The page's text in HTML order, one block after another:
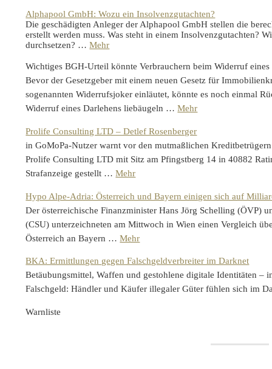
Alphapool GmbH: Wozu ein Insolvenzgutachten?
Die geschädigten Anleger der Alphapool GmbH stellen die
erstellt werden muss. Was steht in einem Insolvenzgutachten?
durchsetzen? …Mehr
Wichtiges BGH-Urteil könnte Verbrauchern beim Widerruf
Bevor der Gesetzgeber mit einem neuen Gesetz für
sogenannten Widerrufsjoker einläutet, könnte es noch einmal
Widerruf eines Darlehens liebäugeln …Mehr
Prolife Consulting LTD – Detlef Rosenberger
in GoMoPa-Nutzer warnt vor den mutmaßlichen
Prolife Consulting LTD mit Sitz am Pfingstberg 14 in 40882
Strafanzeige gestellt …Mehr
Hypo Alpe-Adria: Österreich und Bayern einigen sich auf
Der österreichische Finanzminister Hans Jörg Schelling (ÖVP)
(CSU) unterzeichneten am Mittwoch in Wien einen Vergleich
Österreich an Bayern …Mehr
BKA: Ermittlungen gegen Falschgeldverbreiter im Darknet
Betäubungsmittel, Waffen und gestohlene digitale Identitäten –
Falschgeld: Händler und Käufer illegaler Güter fühlen sich im
Warnliste